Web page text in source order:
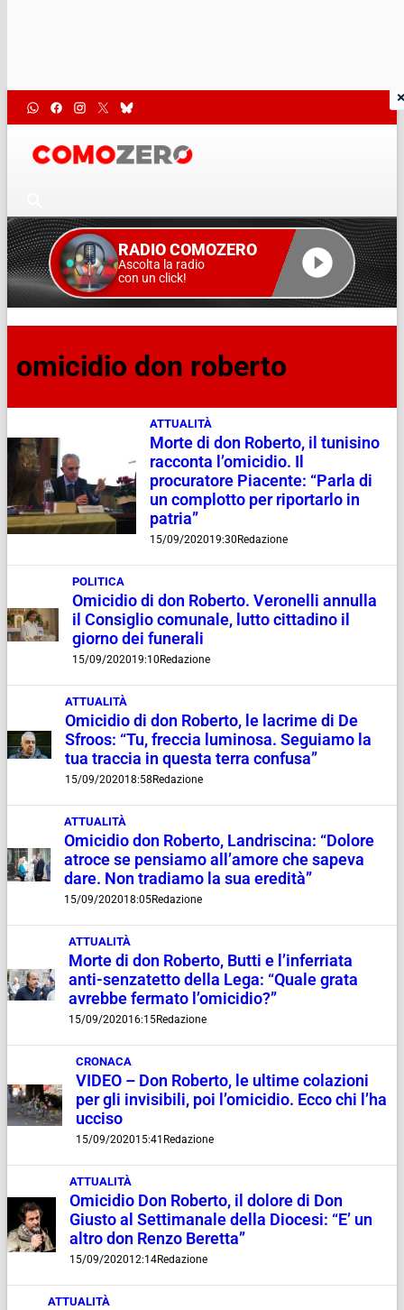
RADIO COMOZERO
Ascolta la radio
con un click!
omicidio don roberto
ATTUALITÀ
Morte di don Roberto, il tunisino
racconta l’omicidio. Il
procuratore Piacente: “Parla di
un complotto per riportarlo in
patria”
15/09/202019:30Redazione
POLITICA
Omicidio di don Roberto. Veronelli annulla
il Consiglio comunale, lutto cittadino il
giorno dei funerali
15/09/202019:10Redazione
ATTUALITÀ
Omicidio di don Roberto, le lacrime di De
Sfroos: “Tu, freccia luminosa. Seguiamo la
tua traccia in questa terra confusa”
15/09/202018:58Redazione
ATTUALITÀ
Omicidio don Roberto, Landriscina: “Dolore
atroce se pensiamo all’amore che sapeva
dare. Non tradiamo la sua eredità”
15/09/202018:05Redazione
ATTUALITÀ
Morte di don Roberto, Butti e l’inferriata
anti-senzatetto della Lega: “Quale grata
avrebbe fermato l’omicidio?”
15/09/202016:15Redazione
CRONACA
VIDEO – Don Roberto, le ultime colazioni
per gli invisibili, poi l’omicidio. Ecco chi l’ha
ucciso
15/09/202015:41 Redazione
ATTUALITÀ
Omicidio Don Roberto, il dolore di Don
Giusto al Settimanale della Diocesi: “E’ un
altro don Renzo Beretta”
15/09/202012:14Redazione
ATTUALITÀ